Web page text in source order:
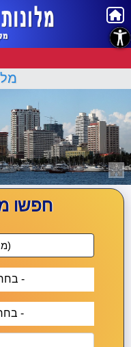
חפשו
- בחר תאריך יציאה -
- בחר תאריך חזרה -
נגישות